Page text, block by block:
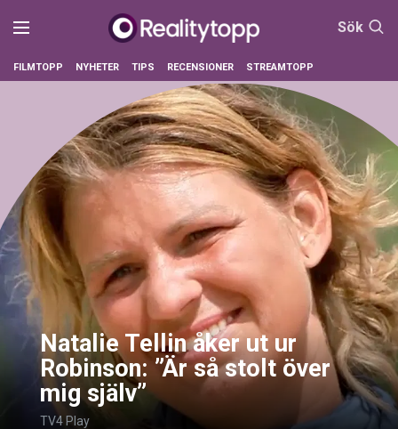
Sök
FILMTOPP NYHETER TIPS RECENSIONER STREAMTOPP
Natalie Tellin åker ut ur
Robinson: ”Är så stolt över
mig själv”
TV4 Play